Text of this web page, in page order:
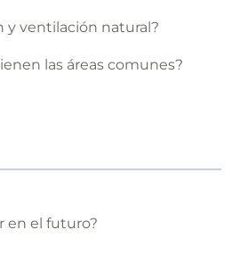
y ventilación natural?
las áreas comunes?
en el futuro?